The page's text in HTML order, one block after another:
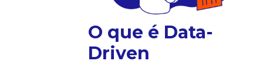
O que é Data-
Driven